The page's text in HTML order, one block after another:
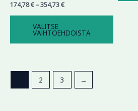
174,78€–354,73€
VALITSE
VAIHTOEHDOISTA
2 3 →